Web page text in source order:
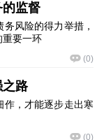
监督
风险的得力举措，
重要一环
(0)
之路
作，才能逐步走出寒
(0)